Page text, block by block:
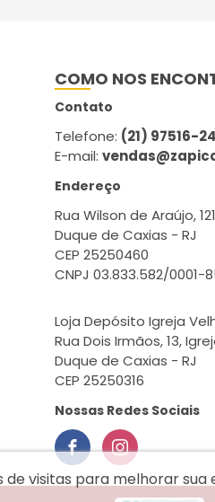
COMO NOS
Contato
Telefone: (21) 97516-
E-mail:
Endereço
Rua Wilson de Araújo,
Duque de Caxias - RJ
CEP 25250460
CNPJ 03.833.582/0001-
Loja Depósito Igreja
Rua Dois Irmãos, 13,
Duque de Caxias - RJ
CEP 25250316
Nossas Redes Sociais
visitas para melhorar sua